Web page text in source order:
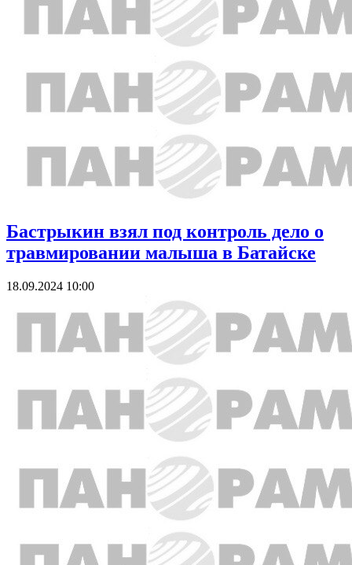
Бастрыкин взял под контроль дело о
травмировании малыша в Батайске
18.09.2024 10:00